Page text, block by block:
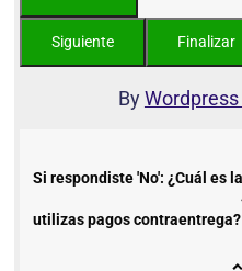
By
Si respondiste 'No': ¿Cuál es
utilizas pagos contraentrega?